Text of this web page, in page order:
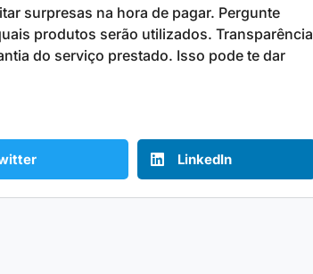
surpresas na hora de pagar. Pergunte
produtos serão utilizados. Transparência
do serviço prestado. Isso pode te dar
LinkedIn